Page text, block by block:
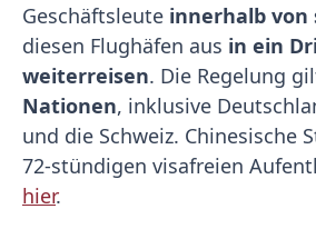
Geschäftsleute innerhalb von
diesen Flughäfen aus in ein
weiterreisen. Die Regelung
Nationen, inklusive
und die Schweiz. Chinesische
72-stündigen visafreien
hier.